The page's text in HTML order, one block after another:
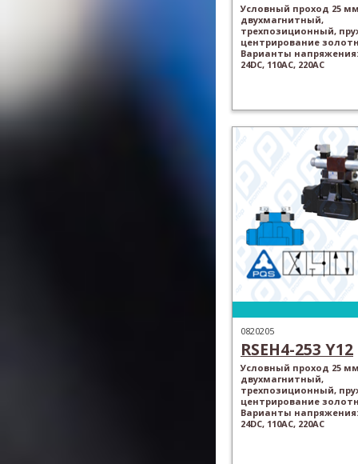
Условный проход 25
двухмагнитный,
трехпозиционный,
центрирование
Варианты напряжения:
24DC, 110AC, 220AC
0820205
RSEH4-253 Y12
Условный проход 25
двухмагнитный,
трехпозиционный,
центрирование
Варианты напряжения:
24DC, 110AC, 220AC